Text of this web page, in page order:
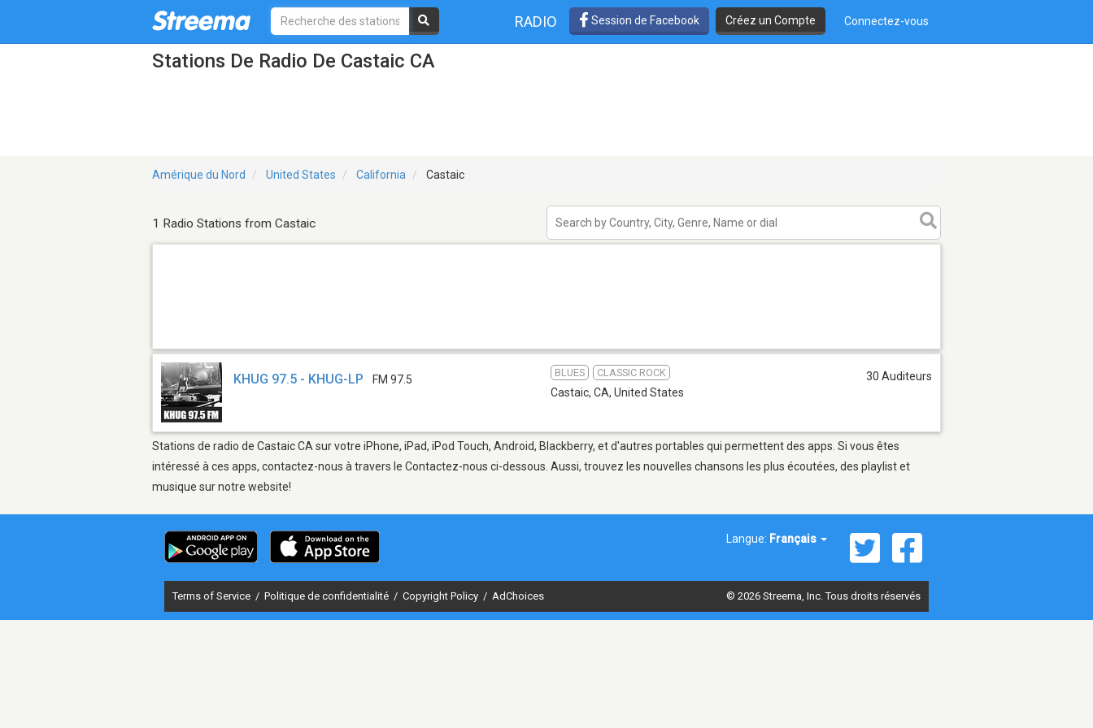
RADIO Session de Facebook Créez un Compte Connectez-vous
Stations De Radio De Castaic CA
Amérique du Nord United States California Castaic
1 Radio Stations from Castaic
KHUG 97.5 - KHUG-LP FM 97.5
BLUES CLASSIC ROCK
Castaic, CA, United States
30 Auditeurs
Stations de radio de Castaic CA sur votre iPhone, iPad, iPod Touch, Android, Blackberry, et d'autres portables qui permettent des apps. Si vous êtes
intéressé à ces apps, contactez-nous à travers le Contactez-nous ci-dessous. Aussi, trouvez les nouvelles chansons les plus écoutées, des playlist et
musique sur notre website!
Langue: Français
Terms of Service / Politique de confidentialité / Copyright Policy / AdChoices © 2026 Streema, Inc. Tous droits réservés